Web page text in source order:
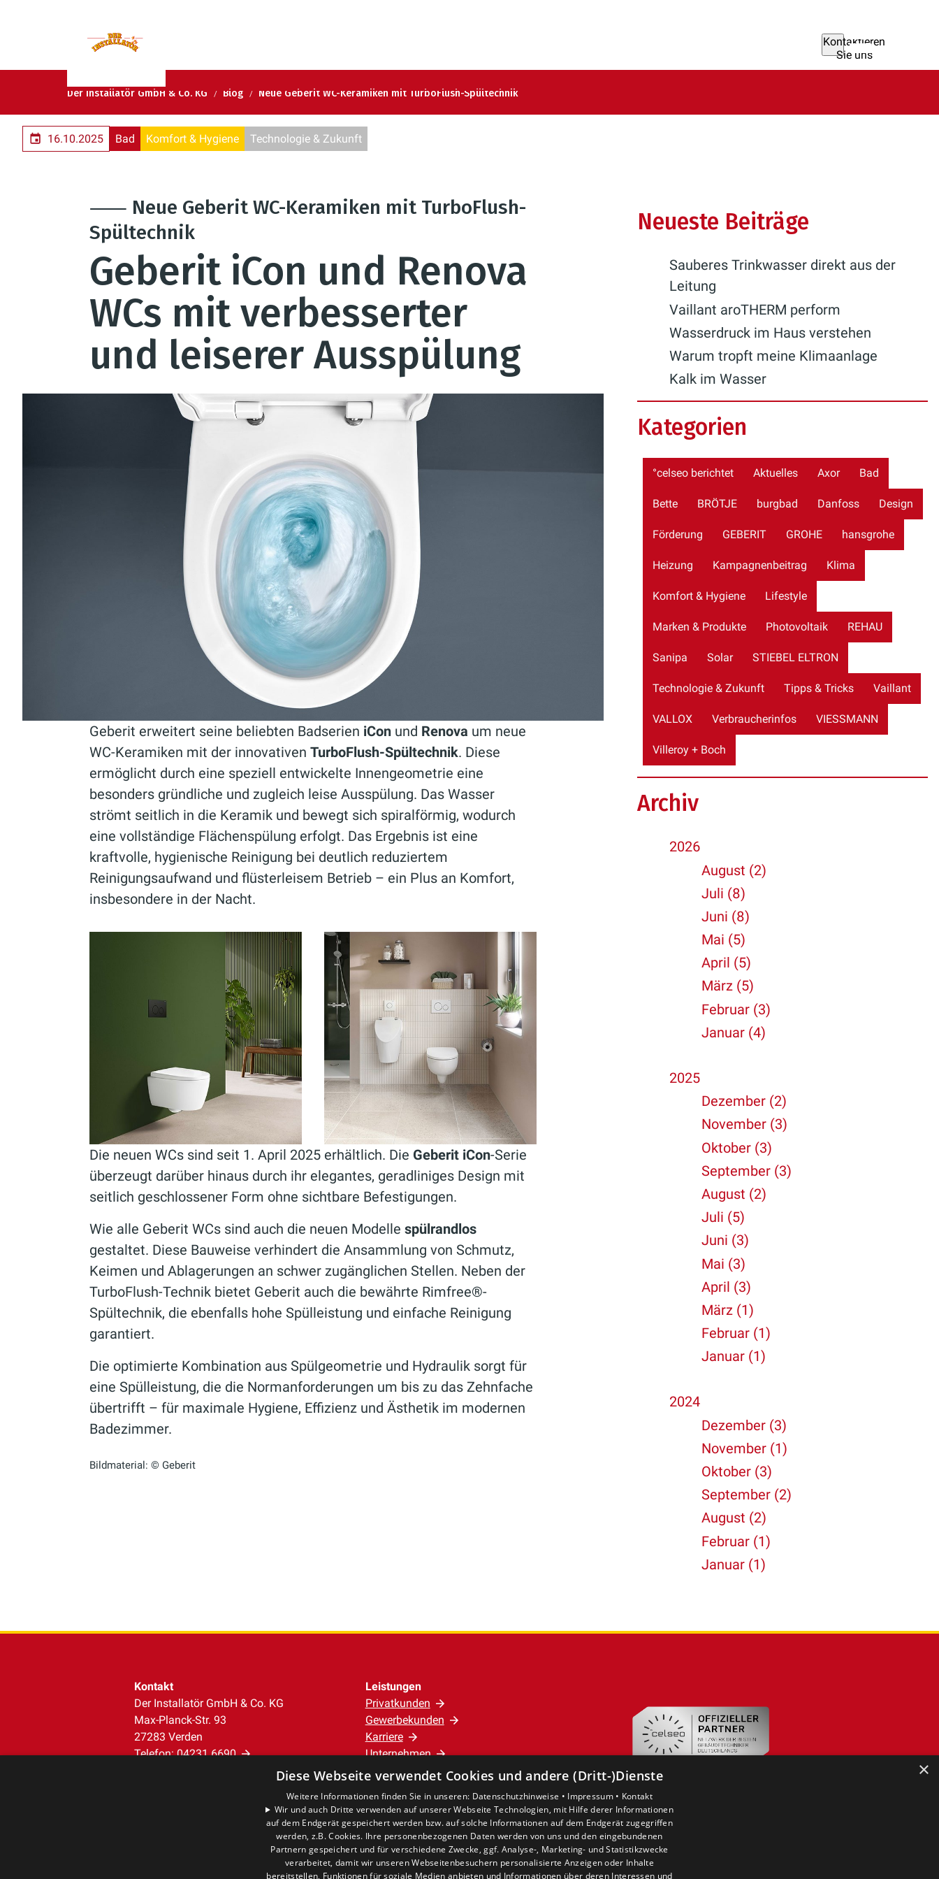
Kontaktieren
Sie uns
Der Installatör GmbH & Co. KG Blog Neue Geberit WC-Keramiken mit TurboFlush-Spültechnik
16.10.2025 Bad Komfort & Hygiene Technologie & Zukunft
⸺ Neue Geberit WC-Keramiken mit TurboFlush-
Spültechnik
Geberit iCon und Renova
WCs mit verbesserter
und leiserer Ausspülung
Geberit erweitert seine beliebten Badserien iCon und Renova um neue
WC-Keramiken mit der innovativen TurboFlush-Spültechnik. Diese
ermöglicht durch eine speziell entwickelte Innengeometrie eine
besonders gründliche und zugleich leise Ausspülung. Das Wasser
strömt seitlich in die Keramik und bewegt sich spiralförmig, wodurch
eine vollständige Flächenspülung erfolgt. Das Ergebnis ist eine
kraftvolle, hygienische Reinigung bei deutlich reduziertem
Reinigungsaufwand und flüsterleisem Betrieb – ein Plus an Komfort,
insbesondere in der Nacht.
Die neuen WCs sind seit 1. April 2025 erhältlich. Die Geberit iCon-Serie
überzeugt darüber hinaus durch ihr elegantes, geradliniges Design mit
seitlich geschlossener Form ohne sichtbare Befestigungen.
Wie alle Geberit WCs sind auch die neuen Modelle spülrandlos
gestaltet. Diese Bauweise verhindert die Ansammlung von Schmutz,
Keimen und Ablagerungen an schwer zugänglichen Stellen. Neben der
TurboFlush-Technik bietet Geberit auch die bewährte Rimfree®-
Spültechnik, die ebenfalls hohe Spülleistung und einfache Reinigung
garantiert.
Die optimierte Kombination aus Spülgeometrie und Hydraulik sorgt für
eine Spülleistung, die die Normanforderungen um bis zu das Zehnfache
übertrifft – für maximale Hygiene, Effizienz und Ästhetik im modernen
Badezimmer.
Bildmaterial: © Geberit
Neueste Beiträge
Sauberes Trinkwasser direkt aus der
Leitung
Vaillant aroTHERM perform
Wasserdruck im Haus verstehen
Warum tropft meine Klimaanlage
Kalk im Wasser
Kategorien
°celseo berichtet Aktuelles Axor Bad
Bette BRÖTJE burgbad Danfoss Design
Förderung GEBERIT GROHE hansgrohe
Heizung Kampagnenbeitrag Klima
Komfort & Hygiene Lifestyle
Marken & Produkte Photovoltaik REHAU
Sanipa Solar STIEBEL ELTRON
Technologie & Zukunft Tipps & Tricks Vaillant
VALLOX Verbraucherinfos VIESSMANN
Villeroy + Boch
Archiv
2026
August (2)
Juli (8)
Juni (8)
Mai (5)
April (5)
März (5)
Februar (3)
Januar (4)
2025
Dezember (2)
November (3)
Oktober (3)
September (3)
August (2)
Juli (5)
Juni (3)
Mai (3)
April (3)
März (1)
Februar (1)
Januar (1)
2024
Dezember (3)
November (1)
Oktober (3)
September (2)
August (2)
Februar (1)
Januar (1)
Kontakt
Der Installatör GmbH & Co. KG
Max-Planck-Str. 93
27283 Verden
Telefon:04231 6690
Leistungen
Privatkunden
Gewerbekunden
Karriere
Unternehmen
Standort
Verden
×
Diese Webseite verwendet Cookies und andere (Dritt-)Dienste
Weitere Informationen finden Sie in unseren: Datenschutzhinweise • Impressum • Kontakt
Wir und auch Dritte verwenden auf unserer Webseite Technologien, mit Hilfe derer Informationen
auf dem Endgerät gespeichert werden bzw. auf solche Informationen auf dem Endgerät zugegriffen
werden, z.B. Cookies. Ihre personenbezogenen Daten werden von uns und den eingebundenen
Partnern gespeichert und für verschiedene Zwecke, ggf. Analyse-, Marketing- und Statistikzwecke
verarbeitet, damit wir unseren Webseitenbesuchern personalisierte Anzeigen oder Inhalte
bereitstellen, Funktionen für soziale Medien anbieten und Informationen über deren Interessen und